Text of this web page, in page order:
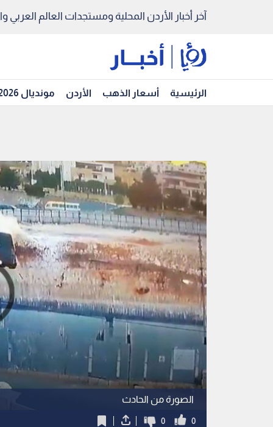
آخر أخبار الأردن المحلية ومستجدات العالم العربي
الرئيسية أسعار الذهب الأردن مونديال 2026
الصورة من الحادث
0
0